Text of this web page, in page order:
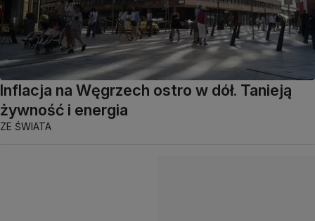
Inflacja na Węgrzech ostro w dół. Tanieją
żywność i energia
ZE ŚWIATA